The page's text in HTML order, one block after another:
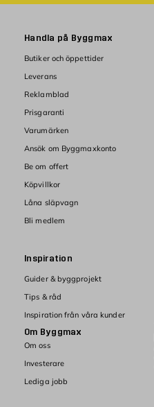
Handla på Byggmax
Butiker och öppettider
Leverans
Reklamblad
Prisgaranti
Varumärken
Ansök om Byggmaxkonto
Be om offert
Köpvillkor
Låna släpvagn
Bli medlem
Inspiration
Guider & byggprojekt
Tips & råd
Inspiration från våra kunder
Om Byggmax
Om oss
Investerare
Lediga jobb